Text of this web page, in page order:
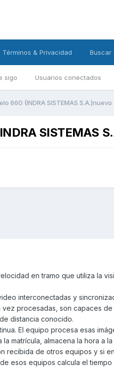
sigo Usuarios conectados
Términos & Privacidad Buscar
660 (INDRA SISTEMAS S.A.)nuevo
SISTEMAS
en tramo que utiliza la
interconectadas y
procesadas, son capaces de
distancia conocido.
El equipo procesa esas
matrícula, almacena la hora a
recibida de otros equipos y si
esos equipos calcula el tiempo